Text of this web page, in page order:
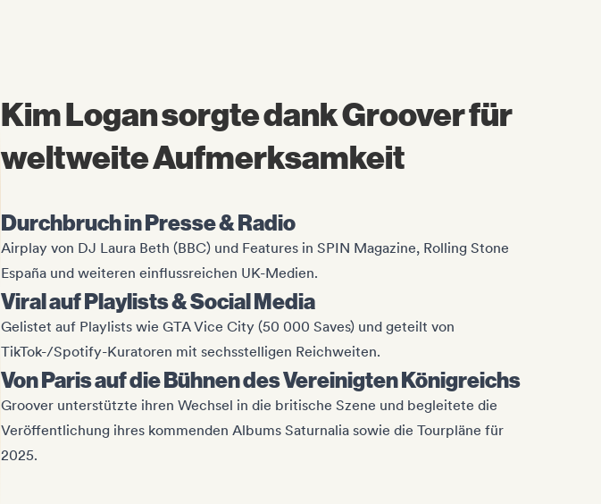
Kim Logan sorgte dank Groover für
weltweite Aufmerksamkeit
Durchbruch in Presse & Radio
Airplay von DJ Laura Beth (BBC) und Features in SPIN Magazine, Rolling Stone
España und weiteren einflussreichen UK-Medien.
Viral auf Playlists & Social Media
Gelistet auf Playlists wie GTA Vice City (50 000 Saves) und geteilt von
TikTok-/Spotify-Kuratoren mit sechsstelligen Reichweiten.
Von Paris auf die Bühnen des Vereinigten Königreichs
Groover unterstützte ihren Wechsel in die britische Szene und begleitete die
Veröffentlichung ihres kommenden Albums Saturnalia sowie die Tourpläne für
2025.